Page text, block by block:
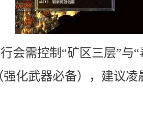
会需控制“矿区三层”与
强化武器必备），建议